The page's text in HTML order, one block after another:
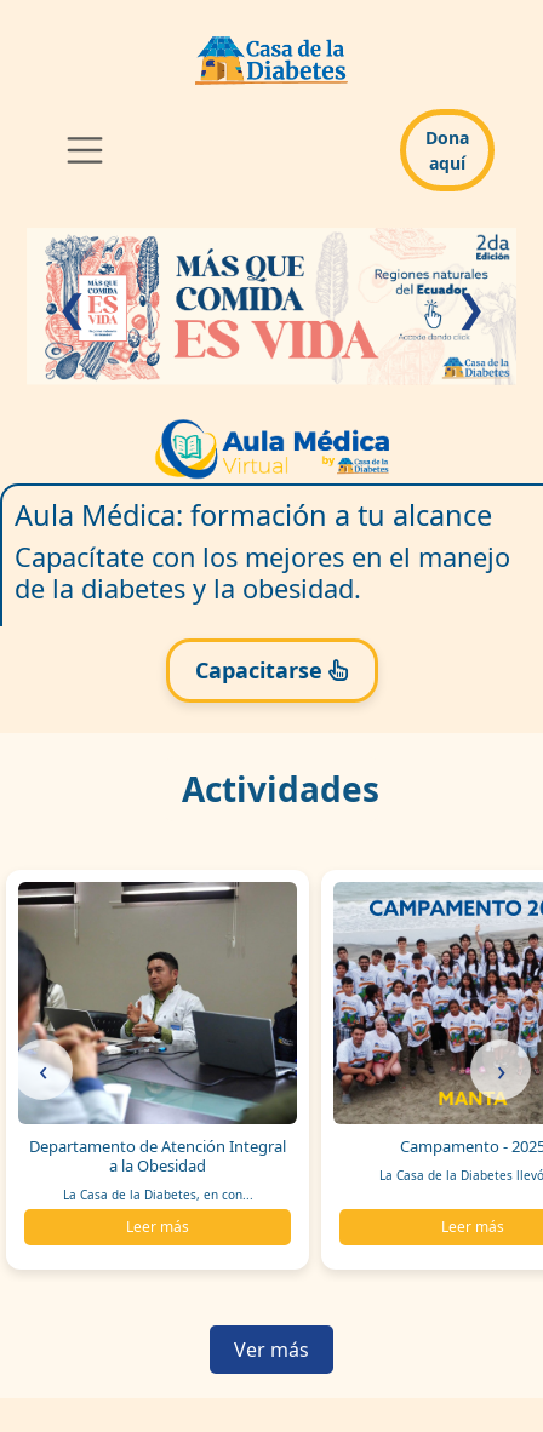
Dona
aquí
❮ ❯
Aula Médica: formación a tu alcance
Capacítate con los mejores en el manejo
de la diabetes y la obesidad.
Capacitarse
Actividades
‹
Departamento de Atención Integral
a la Obesidad
La Casa de la Diabetes, en con...
Leer más
Campamento -
La Casa de la Diabetes
Leer más
›
Ver más